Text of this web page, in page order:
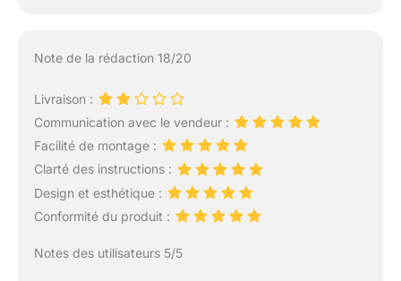
Note de la rédaction 18/20
Livraison :
Communication avec le vendeur :
Facilité de montage :
Clarté des instructions :
Design et esthétique :
Conformité du produit :
Notes des utilisateurs 5/5